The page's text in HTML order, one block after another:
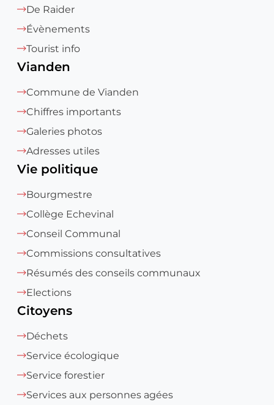
De Raider
Évènements
Tourist info
Vianden
Commune de Vianden
Chiffres importants
Galeries photos
Adresses utiles
Vie politique
Bourgmestre
Collège Echevinal
Conseil Communal
Commissions consultatives
Résumés des conseils communaux
Elections
Citoyens
Déchets
Service écologique
Service forestier
Services aux personnes agées